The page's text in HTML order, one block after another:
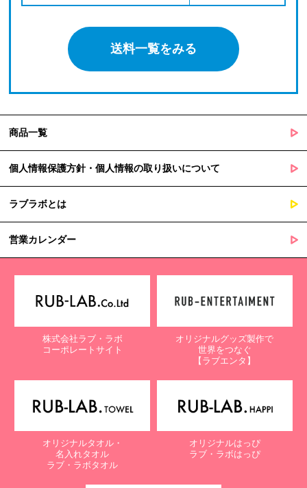
送料一覧をみる
商品一覧
個人情報保護方針・個人情報の取り扱いについて
ラブラボとは
営業カレンダー
株式会社ラブ・ラボ
コーポレートサイト
オリジナルグッズ製作で
世界をつなぐ
【ラブエンタ】
オリジナルタオル・
名入れタオル
ラブ・ラボタオル
オリジナルはっぴ
ラブ・ラボはっぴ